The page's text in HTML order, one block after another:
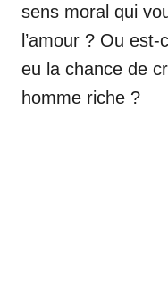
sens moral qui
l’amour ? Ou
eu la chance de
homme riche ?